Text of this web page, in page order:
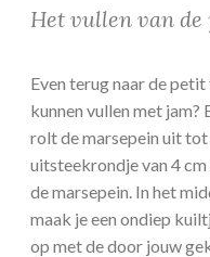
Het vullen van
Even terug naar de
kunnen vullen met
rolt de marsepein uit
uitsteekrondje van 4
de marsepein. In het
maak je een ondiep
op met de door jouw